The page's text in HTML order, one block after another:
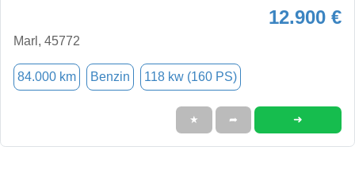
12.900 €
Marl, 45772
84.000 km Benzin 118 kw (160 PS)
★ ➦ ➜